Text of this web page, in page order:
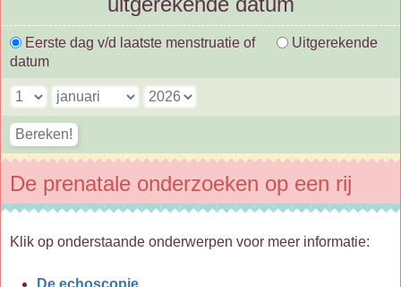
Eerste dag v/d laatste menstruatie of
Uitgerekende
datum
De prenatale onderzoeken op een rij
Klik op onderstaande onderwerpen voor meer informatie:
De echoscopie